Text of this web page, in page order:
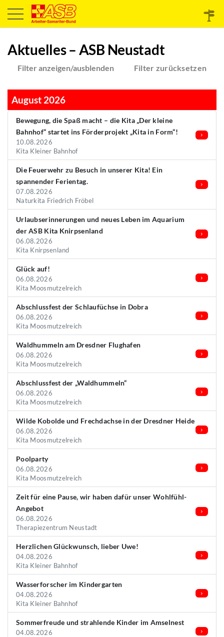
Aktuelles – ASB Neustadt
Filter anzeigen/ausblenden Filter zurücksetzen
August 2026
Bewegung, die Spaß macht – die Kita „Der kleine
Bahnhof“ startet ins Förderprojekt „Kita in Form“!
10.08.2026
Kita Kleiner Bahnhof
Die Feuerwehr zu Besuch in unserer Kita! Ein
spannender Ferientag.
07.08.2026
Naturkita Friedrich Fröbel
Urlaubserinnerungen und neues Leben im Aquarium
der ASB Kita Knirpsenland
06.08.2026
Kita Knirpsenland
Glück auf!
06.08.2026
Kita Moosmutzelreich
Abschlussfest der Schlaufüchse in Dobra
06.08.2026
Kita Moosmutzelreich
Waldhummeln am Dresdner Flughafen
06.08.2026
Kita Moosmutzelreich
Abschlussfest der „Waldhummeln“
06.08.2026
Kita Moosmutzelreich
Wilde Kobolde und Frechdachse in der Dresdner Heide
06.08.2026
Kita Moosmutzelreich
Poolparty
06.08.2026
Kita Moosmutzelreich
Zeit für eine Pause, wir haben dafür unser Wohlfühl-
Angebot
06.08.2026
Therapiezentrum Neustadt
Herzlichen Glückwunsch, lieber Uwe!
04.08.2026
Kita Kleiner Bahnhof
Wasserforscher im Kindergarten
04.08.2026
Kita Kleiner Bahnhof
Sommerfreude und strahlende Kinder im Amselnest
04.08.2026